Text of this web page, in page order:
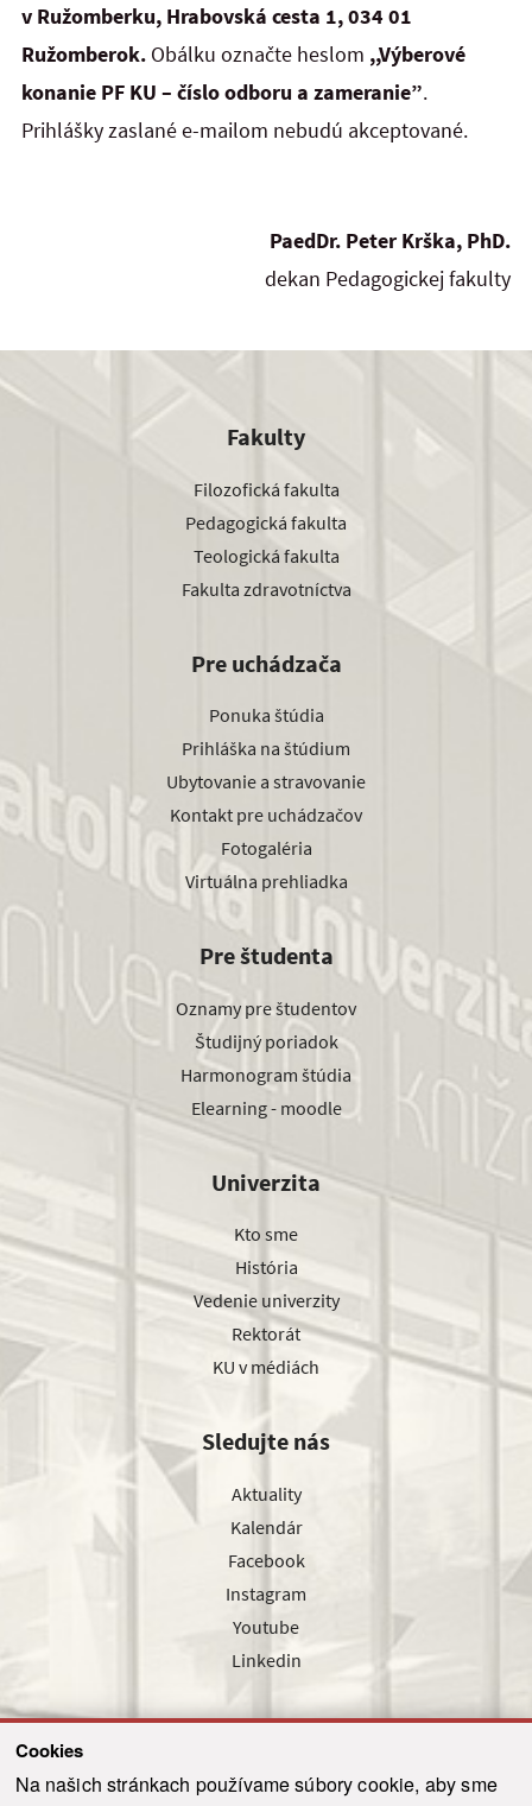
Cookies
Na našich stránkach používame súbory cookie, aby sme
v Ružomberku, Hrabovská cesta 1, 034 01
Ružomberok. Obálku označte heslom ,,Výberové
konanie PF KU – číslo odboru a zameranie”.
Prihlášky zaslané e-mailom nebudú akceptované.
PaedDr. Peter Krška, PhD.
dekan Pedagogickej fakulty
Fakulty
Filozofická fakulta
Pedagogická fakulta
Teologická fakulta
Fakulta zdravotníctva
Pre uchádzača
Ponuka štúdia
Prihláška na štúdium
Ubytovanie a stravovanie
Kontakt pre uchádzačov
Fotogaléria
Virtuálna prehliadka
Pre študenta
Oznamy pre študentov
Študijný poriadok
Harmonogram štúdia
Elearning - moodle
Univerzita
Kto sme
História
Vedenie univerzity
Rektorát
KU v médiách
Sledujte nás
Aktuality
Kalendár
Facebook
Instagram
Youtube
Linkedin